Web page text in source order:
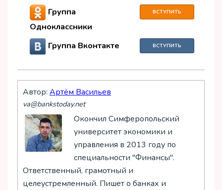
Группа
Одноклассники
ВСТУПИТЬ
Группа Вконтакте ВСТУПИТЬ
Автор: Артём Васильев
va@bankstoday.net
Окончил Симферопольский
университет экономики и
управления в 2013 году по
специальности "Финансы".
Ответственный, грамотный и
целеустремленный. Пишет о банках и